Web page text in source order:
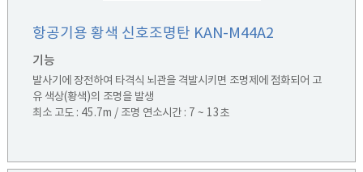
항공기용 황색 신호조명탄 KAN-M44A2
기능
발사기에 장전하여 타격식 뇌관을 격발시키면 조명제에 점화되어 고
유 색상(황색)의 조명을 발생
최소 고도 : 45.7m / 조명 연소시간 : 7 ~ 13초